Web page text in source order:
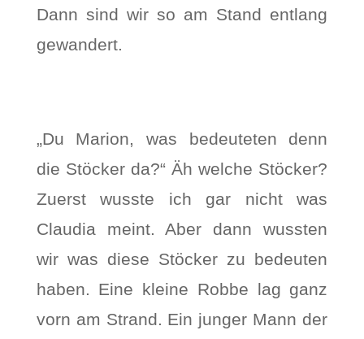
Dann sind wir so am Stand entlang
gewandert.
„Du Marion, was bedeuteten denn
die Stöcker da?“ Äh welche Stöcker?
Zuerst wusste ich gar nicht was
Claudia meint. Aber dann wussten
wir was diese Stöcker zu bedeuten
haben. Eine kleine Robbe lag ganz
vorn am Strand. Ein junger Mann der